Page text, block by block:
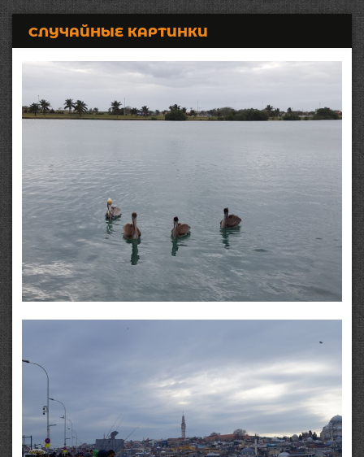
СЛУЧАЙНЫЕ КАРТИНКИ